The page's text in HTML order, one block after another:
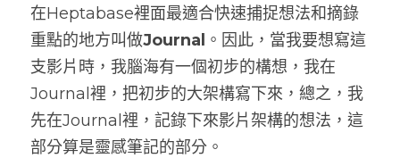
在Heptabase裡面最適合快速捕捉想法和摘錄
重點的地方叫做Journal 。因此，當我要想寫這
支影片時，我腦海有一個初步的構想，我在
Journal裡，把初步的大架構寫下來，總之，我
先在Journal裡，記錄下來影片架構的想法，這
部分算是靈感筆記的部分。